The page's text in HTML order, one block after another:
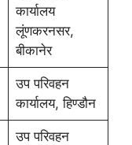
कार्यालय
लूंणकरनसर,
बीकानेर
उप परिवहन
कार्यालय, हिण्डौन
उप परिवहन